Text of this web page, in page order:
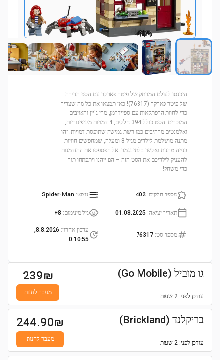
היכנסו לעולם המרתק של פיטר פארקר עם הסט הדירה
של פיטר פארקר (76317)! כאן תמצאו את כל מה שצריך
כדי לחוות הרפתקאות עם ספיידרמן, מרי ג'יין והאויבים
המוכרים. הסט כולל 394 חלקים, 4 דמויות מיניפיגוריות,
ואלמנטים מרהיבים כמו רשת גמישה שתופסת דמויות. זהו
מתנה מושלמת לילדים מגיל 8 ומעלה, שמחפשים חוויות
בנייה מהנות ואקשן בלתי נגמר. אל תפספסו את ההזדמנות
להעניק לילדיכם את הסט הזה – הם ייהנו ויתפתחו תוך
כדי משחק!
מספר חלקים:
402 נושא:
Spider-Man
תאריך יציאה:
01.08.2025 גיל מינימום:
8+
מספר סט:
76317
עדכון אחרון:
8.8.2026,
0:10:55
גו מוביל (Go Mobile)
עודכן לפני: 2 שעות
239₪
מעבר לחנות
בריקלנד (Brickland)
עודכן לפני: 2 שעות
244.90₪
מעבר לחנות